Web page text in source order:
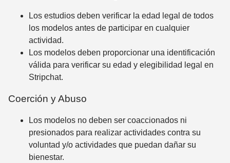
Los estudios deben verificar la edad legal de todos
los modelos antes de participar en cualquier
actividad.
Los modelos deben proporcionar una identificación
válida para verificar su edad y elegibilidad legal en
Stripchat.
Coerción y Abuso
Los modelos no deben ser coaccionados ni
presionados para realizar actividades contra su
voluntad y/o actividades que puedan dañar su
bienestar.